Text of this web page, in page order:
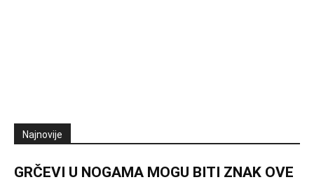
Najnovije
GRČEVI U NOGAMA MOGU BITI ZNAK OVE